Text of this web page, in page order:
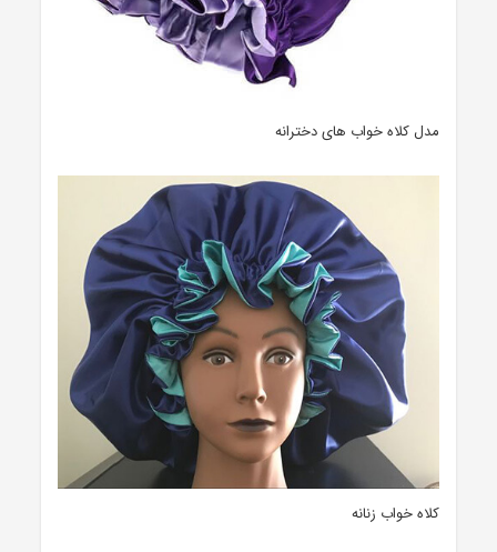
مدل کلاه خواب های دخترانه
کلاه خواب زنانه